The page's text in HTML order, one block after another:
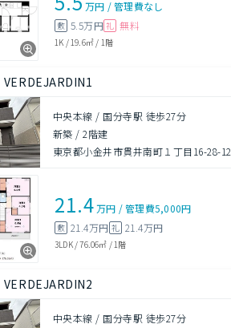
万円 /管理費なし
敷 5.5万円 礼 無料
1K / 19.6㎡ / 1階
VERDEJARDIN1
中央本線 / 国分寺駅 徒歩27分
新築 /2階建
東京都小金井市貫井南町１丁目16-28-12
21.4万円 /管理費5,000円
敷 21.4万円 礼 21.4万円
3LDK/76.06㎡ / 1階
VERDEJARDIN2
中央本線 / 国分寺駅 徒歩27分